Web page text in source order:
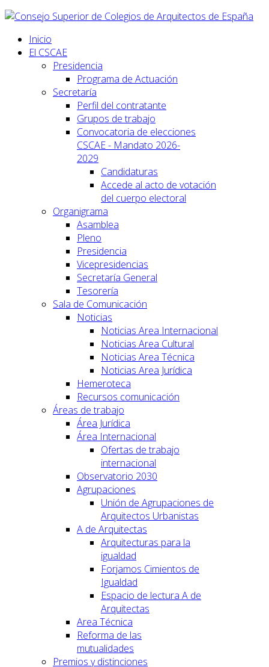
Inicio
El CSCAE
Presidencia
Programa de Actuación
Secretaría
Perfil del contratante
Grupos de trabajo
Convocatoria de elecciones
CSCAE - Mandato 2026-
2029
Candidaturas
Accede al acto de votación
del cuerpo electoral
Organigrama
Asamblea
Pleno
Presidencia
Vicepresidencias
Secretaría General
Tesorería
Sala de Comunicación
Noticias
Noticias Area Internacional
Noticias Area Cultural
Noticias Area Técnica
Noticias Area Jurídica
Hemeroteca
Recursos comunicación
Áreas de trabajo
Área Jurídica
Área Internacional
Ofertas de trabajo
internacional
Observatorio 2030
Agrupaciones
Unión de Agrupaciones de
Arquitectos Urbanistas
A de Arquitectas
Arquitecturas para la
igualdad
Forjamos Cimientos de
Igualdad
Espacio de lectura A de
Arquitectas
Area Técnica
Reforma de las
mutualidades
Premios y distinciones